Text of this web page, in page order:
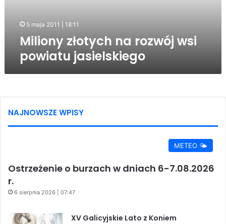
5 maja 2011 | 18:11
Miliony złotych na rozwój wsi
powiatu jasielskiego
NAJNOWSZE WPISY
METEO 🌤️
Ostrzeżenie o burzach w dniach 6-7.08.2026
r.
6 sierpnia 2026 | 07:47
XV Galicyjskie Lato z Koniem